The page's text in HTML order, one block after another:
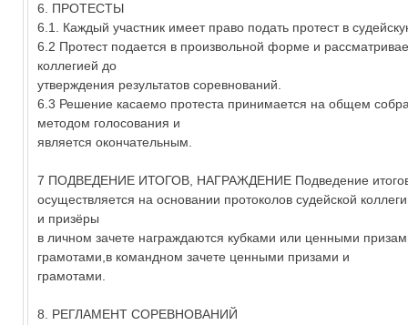
6. ПРОТЕСТЫ
6.1. Каждый участник имеет право подать протест в
6.2 Протест подается в произвольной форме и
коллегией до
утверждения результатов соревнований.
6.3 Решение касаемо протеста принимается на общем
методом голосования и
является окончательным.
7 ПОДВЕДЕНИЕ ИТОГОВ, НАГРАЖДЕНИЕ Подведение
осуществляется на основании протоколов судейской
и призёры
в личном зачете награждаются кубками или ценными
грамотами,в командном зачете ценными призами и
грамотами.
8. РЕГЛАМЕНТ СОРЕВНОВАНИЙ